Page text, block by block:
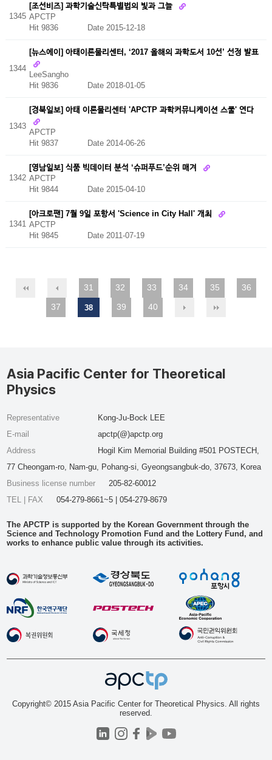
1345
[조선비즈] 과학기술신탁특별법의 빛과 그늘
APCTP
Hit 9836
Date 2015-12-18
1344
[뉴스에이] 아태이론물리센터, ‘2017 올해의 과학도서 10선’ 선정 발표
LeeSangho
Hit 9836 Date 2018-01-05
1343
[경북일보] 아태 이론물리센터 'APCTP 과학커뮤니케이션 스쿨' 연다
APCTP
Hit 9837 Date 2014-06-26
1342
[영남일보] 식품 빅데이터 분석 ‘슈퍼푸드’순위 매겨
APCTP
Hit 9844
Date 2015-04-10
1341
[아크로팬] 7월 9일 포항서 'Science in City Hall' 개최
APCTP
Hit 9845
Date 2011-07-19
31 32 33 34 35
36
37
38 39 40
Asia Pacific Center for Theoretical
Physics
Representative
Kong-Ju-Bock LEE
E-mail
apctp(@)apctp.org
Address
Hogil Kim Memorial Building #501 POSTECH,
77 Cheongam-ro, Nam-gu, Pohang-si, Gyeongsangbuk-do, 37673, Korea
Business license number
205-82-60012
TEL | FAX
054-279-8661~5 | 054-279-8679
The APCTP is supported by the Korean Government through the
Science and Technology Promotion Fund and the Lottery Fund, and
works to enhance public value through its activities.
Copyright© 2015 Asia Pacific Center for Theoretical Physics. All rights
reserved.